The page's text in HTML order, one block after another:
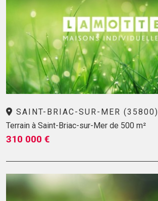
SAINT-BRIAC-SUR-MER (35800)
Terrain à Saint-Briac-sur-Mer de 500 m²
310 000 €